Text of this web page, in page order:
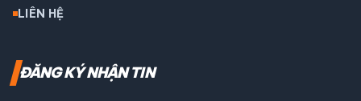
LIÊN HỆ
ĐĂNG KÝ NHẬN TIN